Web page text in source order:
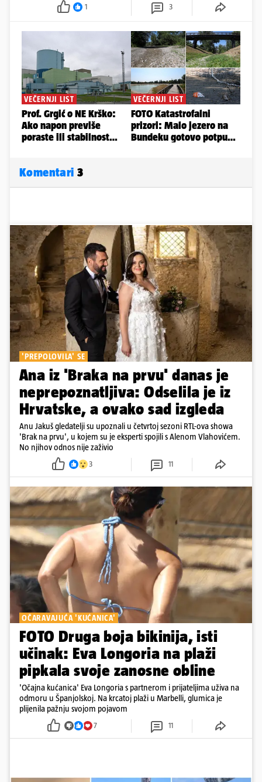
1 3
Komentari 3
'PREPOLOVILA' SE
Ana iz 'Braka na prvu' danas je
neprepoznatljiva: Odselila je iz
Hrvatske, a ovako sad izgleda
Anu Jakuš gledatelji su upoznali u četvrtoj sezoni RTL-ova showa
'Brak na prvu', u kojem su je eksperti spojili s Alenom Vlahovićem.
No njihov odnos nije zaživio
3 11
OČARAVAJUĆA 'KUĆANICA'
FOTO Druga boja bikinija, isti
učinak: Eva Longoria na plaži
pipkala svoje zanosne obline
'Očajna kućanica' Eva Longoria s partnerom i prijateljima uživa na
odmoru u Španjolskoj. Na krcatoj plaži u Marbelli, glumica je
plijenila pažnju svojom pojavom
7 11